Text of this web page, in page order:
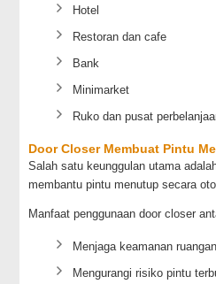
Hotel
Restoran dan cafe
Bank
Minimarket
Ruko dan pusat
Door Closer Membuat Pintu
Salah satu keunggulan utama
membantu pintu menutup secara
Manfaat penggunaan door closer
Menjaga keamanan ruangan
Mengurangi risiko pintu